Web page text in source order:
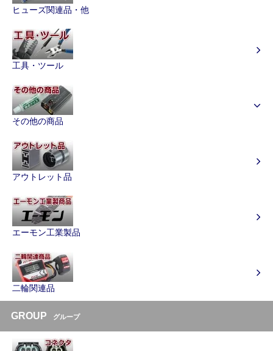
ヒューズ関連品・他
工具・ツール
その他の商品
アウトレット品
エーモン工業製品
二輪関連品
GROUP グループ